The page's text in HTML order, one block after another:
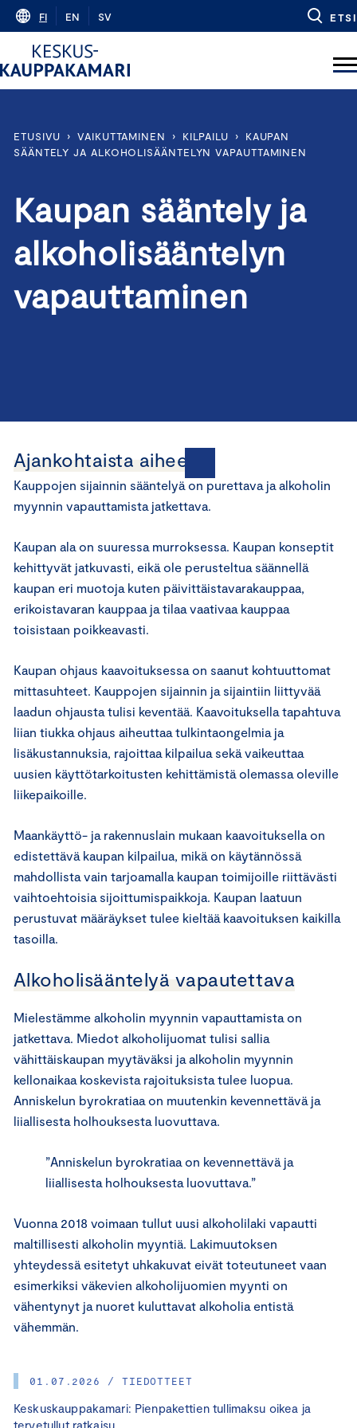
Skip
content
FI EN SV ETSI
ETUSIVU › VAIKUTTAMINEN › KILPAILU ›
KAUPAN
SÄÄNTELY JA ALKOHOLISÄÄNTELYN VAPAUTTAMINEN
Kaupan sääntely ja
alkoholisääntelyn
vapauttaminen
01.07.2026 / TIEDOTTEET
Keskuskauppakamari: Pienpakettien tullimaksu oikea ja
tervetullut ratkaisu
Ajankohtaista aiheesta
Kauppojen sijainnin sääntelyä on purettava ja alkoholin
myynnin vapauttamista jatkettava.
Kaupan ala on suuressa murroksessa. Kaupan konseptit
kehittyvät jatkuvasti, eikä ole perusteltua säännellä
kaupan eri muotoja kuten päivittäistavarakauppaa,
erikoistavaran kauppaa ja tilaa vaativaa kauppaa
toisistaan poikkeavasti.
Kaupan ohjaus kaavoituksessa on saanut kohtuuttomat
mittasuhteet. Kauppojen sijainnin ja sijaintiin liittyvää
laadun ohjausta tulisi keventää. Kaavoituksella tapahtuva
liian tiukka ohjaus aiheuttaa tulkintaongelmia ja
lisäkustannuksia, rajoittaa kilpailua sekä vaikeuttaa
uusien käyttötarkoitusten kehittämistä olemassa oleville
liikepaikoille.
Maankäyttö- ja rakennuslain mukaan kaavoituksella on
edistettävä kaupan kilpailua, mikä on käytännössä
mahdollista vain tarjoamalla kaupan toimijoille riittävästi
vaihtoehtoisia sijoittumispaikkoja. Kaupan laatuun
perustuvat määräykset tulee kieltää kaavoituksen kaikilla
tasoilla.
Alkoholisääntelyä vapautettava
Mielestämme alkoholin myynnin vapauttamista on
jatkettava. Miedot alkoholijuomat tulisi sallia
vähittäiskaupan myytäväksi ja alkoholin myynnin
kellonaikaa koskevista rajoituksista tulee luopua.
Anniskelun byrokratiaa on muutenkin kevennettävä ja
liiallisesta holhouksesta luovuttava.
”Anniskelun byrokratiaa on kevennettävä ja
liiallisesta holhouksesta luovuttava.”
Vuonna 2018 voimaan tullut uusi alkoholilaki vapautti
maltillisesti alkoholin myyntiä. Lakimuutoksen
yhteydessä esitetyt uhkakuvat eivät toteutuneet vaan
esimerkiksi väkevien alkoholijuomien myynti on
vähentynyt ja nuoret kuluttavat alkoholia entistä
vähemmän.